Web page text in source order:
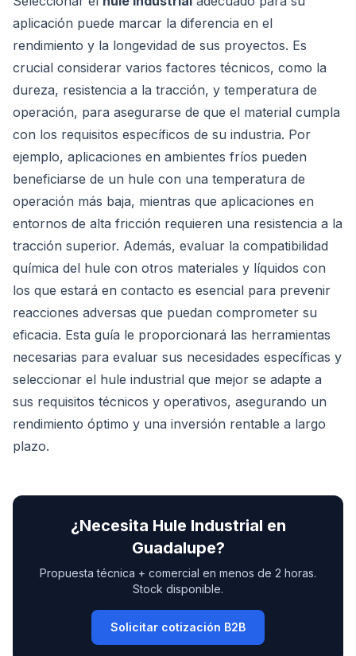
aplicación puede marcar la diferencia en el
rendimiento y la longevidad de sus proyectos. Es
crucial considerar varios factores técnicos, como la
dureza, resistencia a la tracción, y temperatura de
operación, para asegurarse de que el material cumpla
con los requisitos específicos de su industria. Por
ejemplo, aplicaciones en ambientes fríos pueden
beneficiarse de un hule con una temperatura de
operación más baja, mientras que aplicaciones en
entornos de alta fricción requieren una resistencia a la
tracción superior. Además, evaluar la compatibilidad
química del hule con otros materiales y líquidos con
los que estará en contacto es esencial para prevenir
reacciones adversas que puedan comprometer su
eficacia. Esta guía le proporcionará las herramientas
necesarias para evaluar sus necesidades específicas y
seleccionar el hule industrial que mejor se adapte a
sus requisitos técnicos y operativos, asegurando un
rendimiento óptimo y una inversión rentable a largo
plazo.
¿Necesita Hule Industrial en
Guadalupe?
Propuesta técnica + comercial en menos de 2 horas.
Stock disponible.
Solicitar cotización B2B